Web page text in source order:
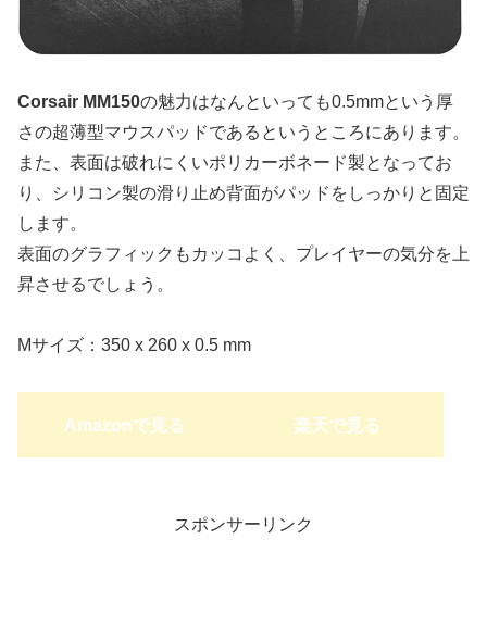
Corsair MM150の魅力はなんといっても0.5mmという厚
さの超薄型マウスパッドであるというところにあります。
また、表面は破れにくいポリカーボネード製となってお
り、シリコン製の滑り止め背面がパッドをしっかりと固定
します。
表面のグラフィックもカッコよく、プレイヤーの気分を上
昇させるでしょう。
Mサイズ：350 x 260 x 0.5 mm
Amazonで見る 楽天で見る
スポンサーリンク